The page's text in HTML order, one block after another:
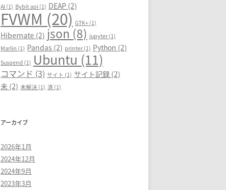
AI (1) Bybit api (1) DEAP (2)
FVWM (20) GTK+ (1)
Hibernate (2) json (8) jupyter (1)
Marlin (1) Pandas (2) printer (1) Python (2)
Suspend (1) Ubuntu (11)
コマンド (3) サイト (1) サイト記録 (2)
未 (2) 未解決 (1) 済 (1)
アーカイブ
2026年1月
2024年12月
2024年9月
2023年3月